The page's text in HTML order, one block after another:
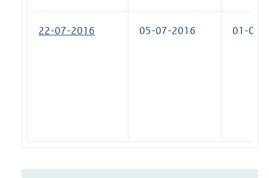
22-07-2016 05-07-2016 01-01-